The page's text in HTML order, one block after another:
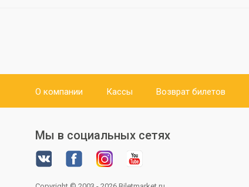
О компании Кассы Возврат билетов
Мы в социальных сетях